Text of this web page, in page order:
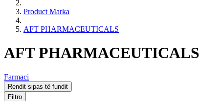
Product Marka
AFT PHARMACEUTICALS
AFT PHARMACEUTICALS
Farmaci
Rendit sipas të fundit
Filtro